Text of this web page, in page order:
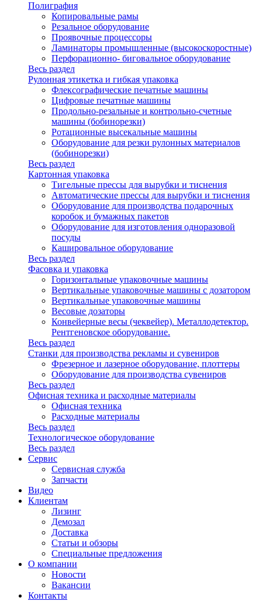
Полиграфия
Копировальные рамы
Резальное оборудование
Проявочные процессоры
Ламинаторы промышленные (высокоскоростные)
Перфорационно- биговальное оборудование
Весь раздел
Рулонная этикетка и гибкая упаковка
Флексографические печатные машины
Цифровые печатные машины
Продольно-резальные и контрольно-счетные
машины (бобинорезки)
Ротационные высекальные машины
Оборудование для резки рулонных материалов
(бобинорезки)
Весь раздел
Картонная упаковка
Тигельные прессы для вырубки и тиснения
Автоматические прессы для вырубки и тиснения
Оборудование для производства подарочных
коробок и бумажных пакетов
Оборудование для изготовления одноразовой
посуды
Кашировальное оборудование
Весь раздел
Фасовка и упаковка
Горизонтальные упаковочные машины
Вертикальные упаковочные машины с дозатором
Вертикальные упаковочные машины
Весовые дозаторы
Конвейерные весы (чеквейер). Металлодетектор.
Рентгеновское оборудование.
Весь раздел
Станки для производства рекламы и сувениров
Фрезерное и лазерное оборудование, плоттеры
Оборудование для производства сувениров
Весь раздел
Офисная техника и расходные материалы
Офисная техника
Расходные материалы
Весь раздел
Технологическое оборудование
Весь раздел
Сервис
Сервисная служба
Запчасти
Видео
Клиентам
Лизинг
Демозал
Доставка
Статьи и обзоры
Специальные предложения
О компании
Новости
Вакансии
Контакты